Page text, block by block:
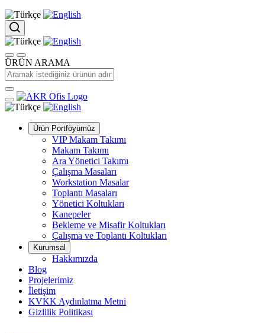
ÜRÜN ARAMA
Ürün Portföyümüz
VIP Makam Takımı
Makam Takımı
Ara Yönetici Takımı
Çalışma Masaları
Workstation Masalar
Toplantı Masaları
Yönetici Koltukları
Kanepeler
⁠Bekleme ve Misafir Koltukları
Çalışma ve Toplantı Koltukları
Kurumsal
Hakkımızda
Blog
Projelerimiz
İletişim
KVKK Aydınlatma Metni
Gizlilik Politikası